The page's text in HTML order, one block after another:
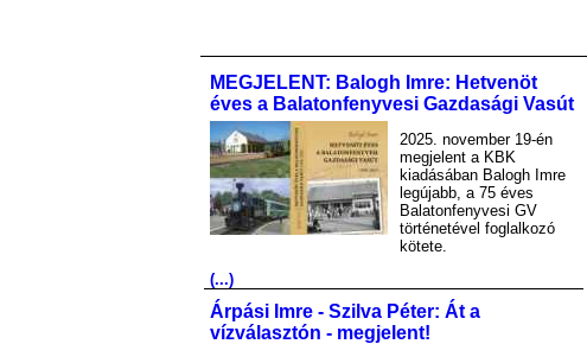
MEGJELENT: Balogh Imre: Hetvenöt
éves a Balatonfenyvesi Gazdasági Vasút
2025. november 19-én
megjelent a KBK
kiadásában Balogh Imre
legújabb, a 75 éves
Balatonfenyvesi GV
történetével foglalkozó
kötete.
(...)
Árpási Imre - Szilva Péter: Át a
vízválasztón - megjelent!